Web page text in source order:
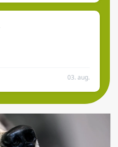
03. aug.